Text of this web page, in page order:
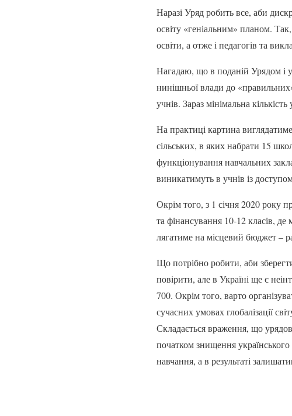
Наразі Уряд робить все, аби
освіту «геніальним» планом.
освіти, а отже і педагогів та
Нагадаю, що в поданій Урядом і
нинішньої влади до
учнів. Зараз мінімальна
На практиці картина
сільських, в яких набрати 15
функціонування навчальних
виникатимуть в учнів із
Окрім того, з 1 січня 2020 року
та фінансування 10-12 класів,
лягатиме на місцевий бюджет –
Що потрібно робити, аби
повірити, але в Україні ще є
700. Окрім того, варто
сучасних умовах глобалізації
Складається враження, що
початком знищення
навчання, а в результаті